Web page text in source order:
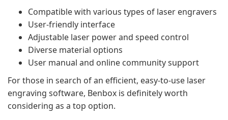
Compatible with various types of laser engravers
User-friendly interface
Adjustable laser power and speed control
Diverse material options
User manual and online community support
For those in search of an efficient, easy-to-use laser
engraving software, Benbox is definitely worth
considering as a top option.